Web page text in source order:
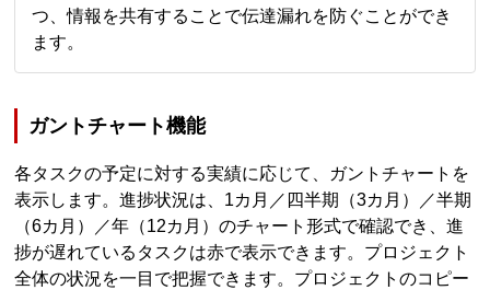
つ、情報を共有することで伝達漏れを防ぐことができ
ます。
ガントチャート機能
各タスクの予定に対する実績に応じて、ガントチャートを
表示します。進捗状況は、1カ月／四半期（3カ月）／半期
（6カ月）／年（12カ月）のチャート形式で確認でき、進
捗が遅れているタスクは赤で表示できます。プロジェクト
全体の状況を一目で把握できます。プロジェクトのコピー